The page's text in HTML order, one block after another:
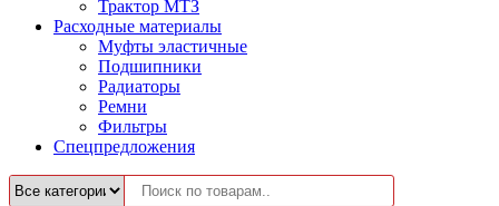
Трактор МТЗ
Расходные материалы
Муфты эластичные
Подшипники
Радиаторы
Ремни
Фильтры
Спецпредложения